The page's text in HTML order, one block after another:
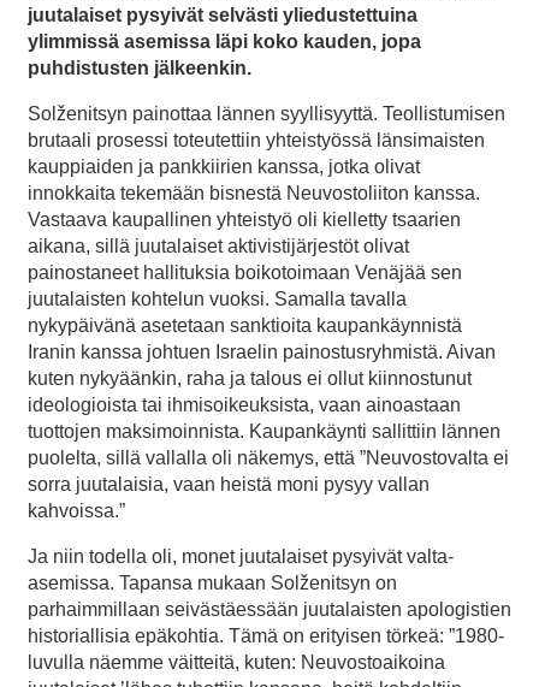
juutalaiset pysyivät selvästi yliedustettuina
ylimmissä asemissa läpi koko kauden, jopa
puhdistusten jälkeenkin.
Solženitsyn painottaa lännen syyllisyyttä. Teollistumisen
brutaali prosessi toteutettiin yhteistyössä länsimaisten
kauppiaiden ja pankkiirien kanssa, jotka olivat
innokkaita tekemään bisnestä Neuvostoliiton kanssa.
Vastaava kaupallinen yhteistyö oli kielletty tsaarien
aikana, sillä juutalaiset aktivistijärjestöt olivat
painostaneet hallituksia boikotoimaan Venäjää sen
juutalaisten kohtelun vuoksi. Samalla tavalla
nykypäivänä asetetaan sanktioita kaupankäynnistä
Iranin kanssa johtuen Israelin painostusryhmistä. Aivan
kuten nykyäänkin, raha ja talous ei ollut kiinnostunut
ideologioista tai ihmisoikeuksista, vaan ainoastaan
tuottojen maksimoinnista. Kaupankäynti sallittiin lännen
puolelta, sillä vallalla oli näkemys, että ”Neuvostovalta ei
sorra juutalaisia, vaan heistä moni pysyy vallan
kahvoissa.”
Ja niin todella oli, monet juutalaiset pysyivät valta-
asemissa. Tapansa mukaan Solženitsyn on
parhaimmillaan seivästäessään juutalaisten apologistien
historiallisia epäkohtia. Tämä on erityisen törkeä: ”1980-
luvulla näemme väitteitä, kuten: Neuvostoaikoina